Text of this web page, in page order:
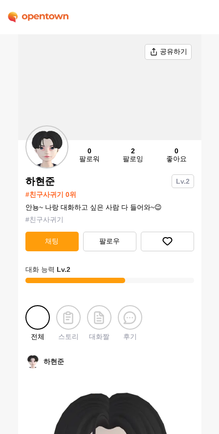
공유하기
0
팔로워
2
팔로잉
0
좋아요
하현준 Lv.2
#친구사귀기 0위
안뇽~ 나랑 대화하고 싶은 사람 다 들어와~😉
#친구사귀기
채팅 팔로우
대화 능력 Lv.2
전체 스토리 대화짤 후기
하현준